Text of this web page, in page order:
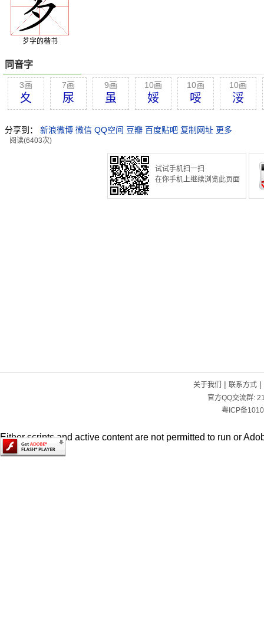
芕字的楷书
同音字
3画
夊
7画
尿
9画
虽
10画
娞
10画
哸
10画
浽
分享到： 新浪微博 微信 QQ空间 豆瓣 百度贴吧 复制网址 更多
阅读(6403次)
试试手机扫一扫
在你手机上继续浏览此页面
关于我们 | 联系方式|
官方QQ交流群:
粤ICP备
Either scripts and active content are not permitted to run or